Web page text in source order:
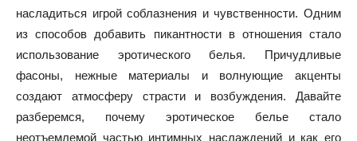
насладиться игрой соблазнения и чувственности. Одним
из способов добавить пикантности в отношения стало
использование эротического белья. Причудливые
фасоны, нежные материалы и волнующие акценты
создают атмосферу страсти и возбуждения. Давайте
разберемся, почему эротическое белье стало
неотъемлемой частью интимных наслаждений и как его